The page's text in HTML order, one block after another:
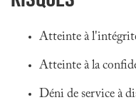
Atteinte à
Atteinte à la
Déni de service à